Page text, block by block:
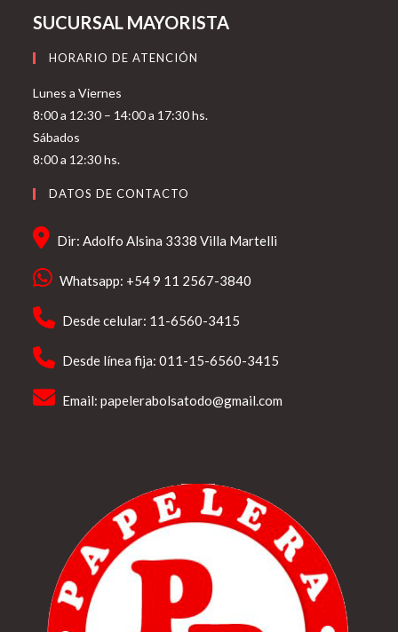
SUCURSAL MAYORISTA
HORARIO DE ATENCIÓN
Lunes a Viernes
8:00 a 12:30 – 14:00 a 17:30 hs.
Sábados
8:00 a 12:30 hs.
DATOS DE CONTACTO
Dir: Adolfo Alsina 3338 Villa Martelli
Whatsapp: +54 9 11 2567-3840
Desde celular: 11-6560-3415
Desde línea fija: 011-15-6560-3415
Email:papelerabolsatodo@gmail.com